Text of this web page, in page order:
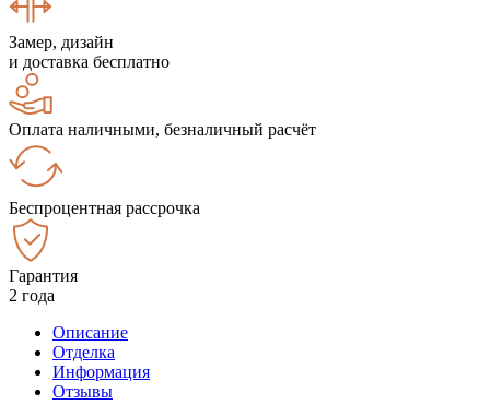
Замер, дизайн
и доставка бесплатно
Оплата наличными, безналичный расчёт
Беспроцентная рассрочка
Гарантия
2 года
Описание
Отделка
Информация
Отзывы